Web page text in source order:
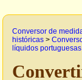
Conversor de
históricas >
líquidos